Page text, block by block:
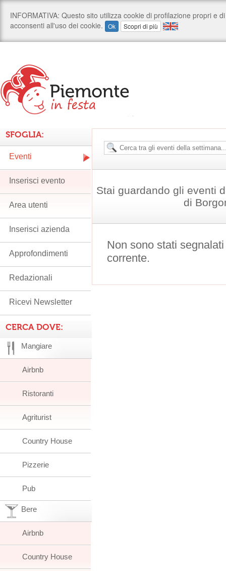
Stai guardando gli eventi
di
Non sono stati
corrente.
SFOGLIA:
Eventi
Inserisci evento
Area utenti
Inserisci azienda
Approfondimenti
Redazionali
Ricevi Newsletter
CERCA DOVE:
Mangiare
Airbnb
Ristoranti
Agriturist
Country House
Pizzerie
Pub
Bere
Airbnb
Country House